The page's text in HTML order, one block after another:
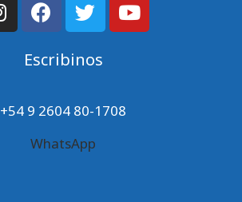
Escribinos
+54 9 2604 80-1708
WhatsApp